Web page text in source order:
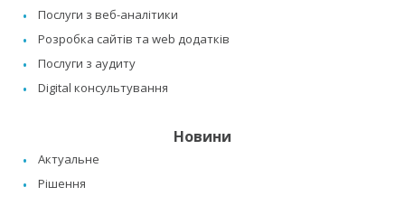
Послуги з веб-аналітики
Розробка сайтів та web додатків
Послуги з аудиту
Digital консультування
Новини
Актуальне
Рішення